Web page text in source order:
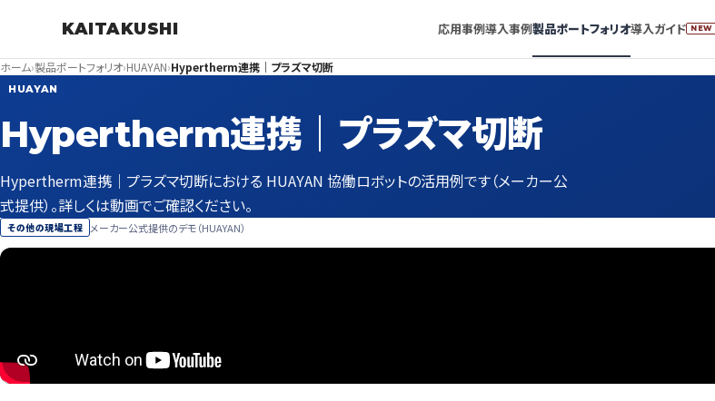
KAITAKUSHI 応用事例導入事例製品ポートフォリオ導入ガイド NEW
ホーム›製品ポートフォリオ›HUAYAN›Hypertherm連携｜プラズマ切断
HUAYAN
Hypertherm連携｜プラズマ切断
Hypertherm連携｜プラズマ切断における HUAYAN 協働ロボットの活用例です（メーカー公
式提供）。詳しくは動画でご確認ください。
その他の現場工程 メーカー公式提供のデモ（HUAYAN）